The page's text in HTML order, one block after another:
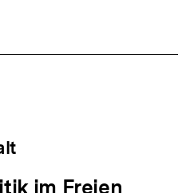
im Freien